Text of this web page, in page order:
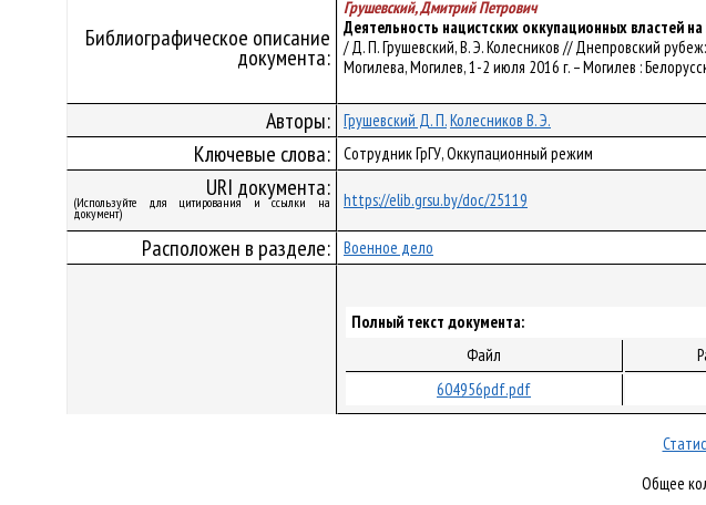
Библиографическое описание
документа:
Грушевский, Дмитрий Петрович
Деятельность нацистских оккупационных властей
/ Д. П. Грушевский, В. Э. Колесников // Днепровский
Могилева, Могилев, 1-2 июля 2016 г. – Могилев :
Авторы: Грушевский Д. П.Колесников В. Э.
Ключевые слова: Сотрудник ГрГУ, Оккупационный режим
URI документа:
(Используйте для цитирования и ссылки на
документ)
https://elib.grsu.by/doc/25119
Расположен в разделе: Военное дело
Полный текст документа:
Файл
604956pdf.pdf
Общее